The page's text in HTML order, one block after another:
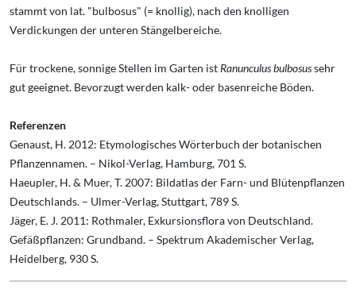
stammt von lat. "bulbosus" (= knollig), nach den knolligen
Verdickungen der unteren Stängelbereiche.
Für trockene, sonnige Stellen im Garten ist Ranunculus bulbosussehr
gut geeignet. Bevorzugt werden kalk- oder basenreiche Böden.
Referenzen
Genaust, H. 2012: Etymologisches Wörterbuch der botanischen
Pflanzennamen. – Nikol-Verlag, Hamburg, 701 S.
Haeupler, H. & Muer, T. 2007: Bildatlas der Farn- und Blütenpflanzen
Deutschlands. – Ulmer-Verlag, Stuttgart, 789 S.
Jäger, E. J. 2011: Rothmaler, Exkursionsflora von Deutschland.
Gefäßpflanzen: Grundband. – Spektrum Akademischer Verlag,
Heidelberg, 930 S.